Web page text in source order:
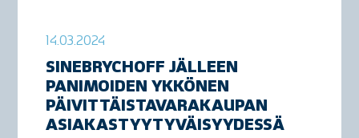
14.03.2024
SINEBRYCHOFF JÄLLEEN
PANIMOIDEN YKKÖNEN
PÄIVITTÄISTAVARAKAUPAN
ASIAKASTYYTYVÄISYYDESSÄ